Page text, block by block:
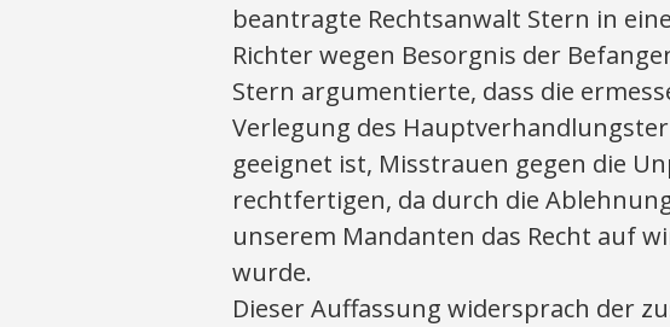
beantragte Rechtsanwalt Stern in
Richter wegen Besorgnis der
Stern argumentierte, dass die
Verlegung des
geeignet ist, Misstrauen gegen die
rechtfertigen, da durch die
unserem Mandanten das Recht auf
wurde.
Dieser Auffassung widersprach der